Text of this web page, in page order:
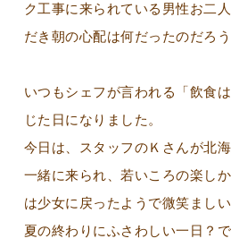
ク工事に来られている男性お二
だき朝の心配は何だったのだろう
いつもシェフが言われる「飲食
じた日になりました。
今日は、スタッフのＫさんが北
一緒に来られ、若いころの楽し
は少女に戻ったようで微笑ましい
夏の終わりにふさわしい一日？で